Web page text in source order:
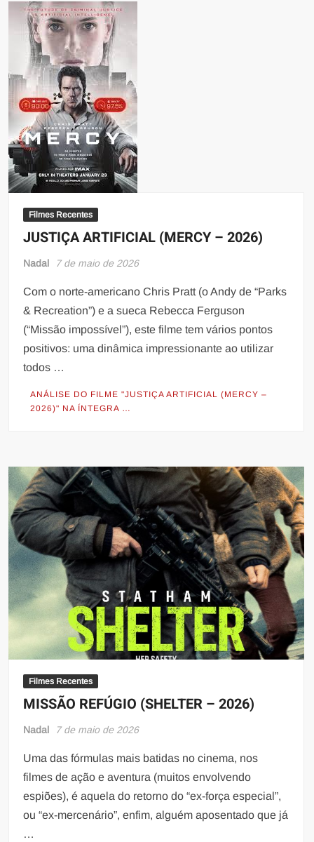
Filmes Recentes
JUSTIÇA ARTIFICIAL (MERCY – 2026)
Nadal 7 de maio de 2026
Com o norte-americano Chris Pratt (o Andy de “Parks
& Recreation”) e a sueca Rebecca Ferguson
(“Missão impossível”), este filme tem vários pontos
positivos: uma dinâmica impressionante ao utilizar
todos …
ANÁLISE DO FILME "JUSTIÇA ARTIFICIAL (MERCY –
2026)" NA ÍNTEGRA …
Filmes Recentes
MISSÃO REFÚGIO (SHELTER – 2026)
Nadal 7 de maio de 2026
Uma das fórmulas mais batidas no cinema, nos
filmes de ação e aventura (muitos envolvendo
espiões), é aquela do retorno do “ex-força especial”,
ou “ex-mercenário”, enfim, alguém aposentado que já
…